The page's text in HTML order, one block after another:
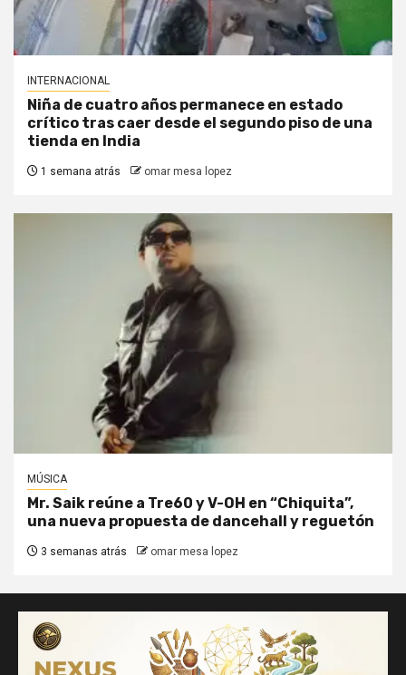
INTERNACIONAL
Niña de cuatro años permanece en estado
crítico tras caer desde el segundo piso de una
tienda en India
1 semana atrás omar mesa lopez
MÚSICA
Mr. Saik reúne a Tre60 y V-OH en “Chiquita”,
una nueva propuesta de dancehall y reguetón
3 semanas atrás omar mesa lopez